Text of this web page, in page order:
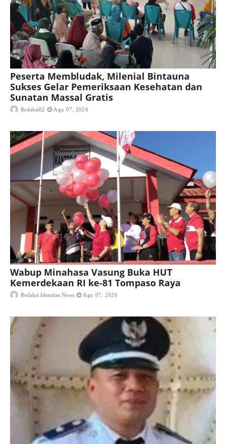
Peserta Membludak, Milenial Bintauna
Sukses Gelar Pemeriksaan Kesehatan dan
Sunatan Massal Gratis
Redaksi02 Agu 07, 2026
Wabup Minahasa Vasung Buka HUT
Kemerdekaan RI ke-81 Tompaso Raya
Redaksi Identitas News Agu 07, 2026